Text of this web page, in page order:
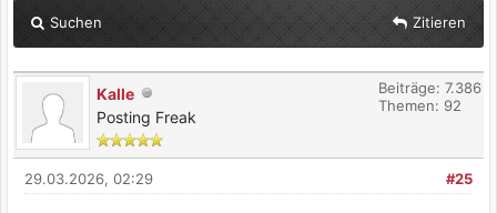
Suchen Zitieren
Kalle
Posting Freak
Beiträge: 7.386
Themen: 92
#25
29.03.2026, 02:29